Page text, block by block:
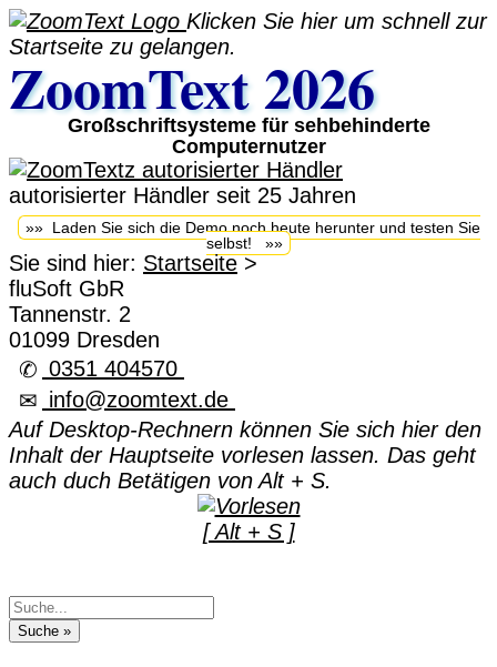
Klicken Sie hier um schnell zur
Startseite zu gelangen.
ZoomText 2026
Großschriftsysteme für sehbehinderte
Computernutzer
autorisierter Händler seit 25 Jahren
»» Laden Sie sich die Demo noch heute herunter und testen Sie
selbst! »»
Sie sind hier: Startseite>
fluSoft GbR
Tannenstr. 2
01099 Dresden
✆ 0351 404570
✉ info@zoomtext.de
Auf Desktop-Rechnern können Sie sich hier den
Inhalt der Hauptseite vorlesen lassen. Das geht
auch duch Betätigen von Alt + S.
[ Alt + S ]